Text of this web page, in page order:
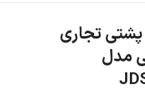
تجاری
مدل